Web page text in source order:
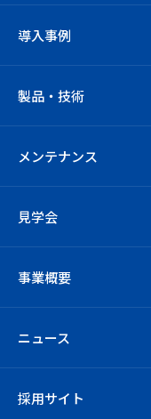
導入事例
製品・技術
メンテナンス
見学会
事業概要
ニュース
採用サイト